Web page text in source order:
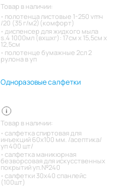
Товар в наличии:
полотенца листовые 1-250 vmч
/20 (35 г/м2)(комфорт)
диспенсер для жидкого мыла
s.4 1000мл (вхшхг): 17см x 15,5см x
12,5см
полотенце бумажные 2сл 2
рулона в уп
Одноразовые салфетки
Товар в наличии:
салфетка спиртовая для
инъекций 60х100 мм. /асептика/
уп 400 шт/
салфетка маникюрная
безворсовая для искусственных
покрытий уп.№240
салфетки 30х40 спанлейс
(100шт)